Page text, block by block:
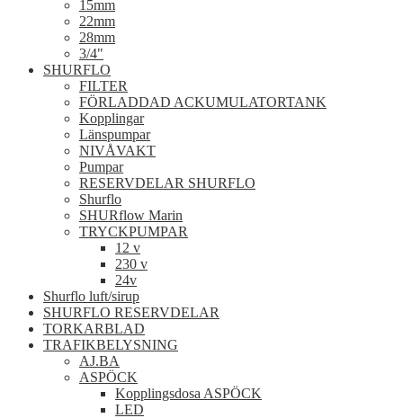
15mm
22mm
28mm
3/4"
SHURFLO
FILTER
FÖRLADDAD ACKUMULATORTANK
Kopplingar
Länspumpar
NIVÅVAKT
Pumpar
RESERVDELAR SHURFLO
Shurflo
SHURflow Marin
TRYCKPUMPAR
12 v
230 v
24v
Shurflo luft/sirup
SHURFLO RESERVDELAR
TORKARBLAD
TRAFIKBELYSNING
AJ.BA
ASPÖCK
Kopplingsdosa ASPÖCK
LED